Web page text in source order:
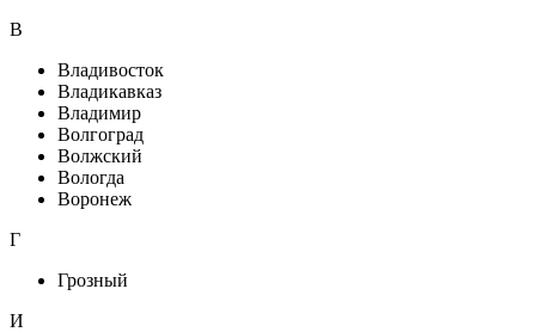
В
Владивосток
Владикавказ
Владимир
Волгоград
Волжский
Вологда
Воронеж
Г
Грозный
И